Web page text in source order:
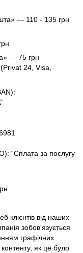
— 110 - 135 грн
— 75 грн
24, Visa,
“Сплата за послугу
клієнтів від наших
зобов'язується
графічних
як це було